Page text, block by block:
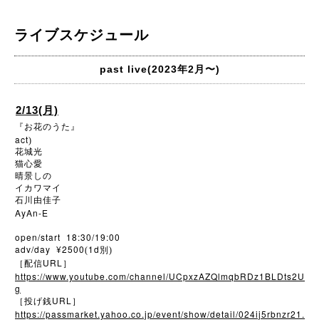
ライブスケジュール
past live(2023年2月〜)
2/13(月)
『お花のうた』
act)
花城光
猫心愛
晴景しの
イカワマイ
石川由佳子
AyAn-E
open/start 18:30/19:00
adv/day ¥2500(1d 別)
［配信URL ］
https://www.youtube.com/channel/UCpxzAZQlmqbRDz1BLDts2U
g
［投げ銭URL ］
https://passmarket.yahoo.co.jp/event/show/detail/024ij5rbnzr21.